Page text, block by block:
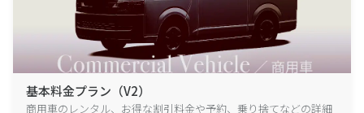
基本料金プラン（V2）
商用車のレンタル、お得な割引料金や予約、乗り捨てなどの詳細